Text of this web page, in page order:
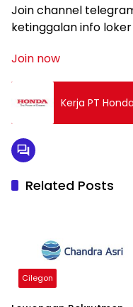
Join channel
ketinggalan info
Join now
Kerja PT
Related Posts
Cilegon